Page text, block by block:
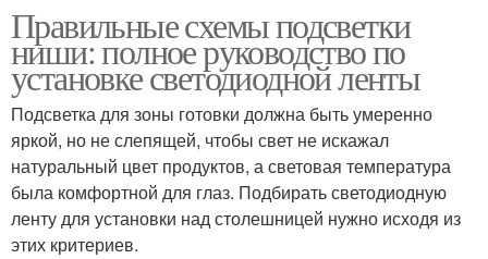
Правильные схемы подсветки
ниши: полное руководство по
установке светодиодной ленты
Подсветка для зоны готовки должна быть умеренно
яркой, но не слепящей, чтобы свет не искажал
натуральный цвет продуктов, а световая температура
была комфортной для глаз. Подбирать светодиодную
ленту для установки над столешницей нужно исходя из
этих критериев.